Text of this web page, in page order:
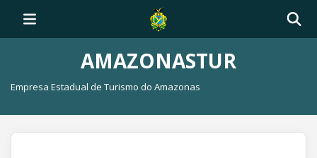
AMAZONASTUR
Empresa Estadual de Turismo do Amazonas